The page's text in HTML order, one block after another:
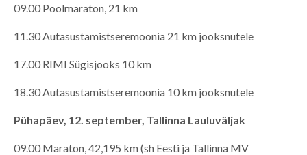
09.00 Poolmaraton, 21 km
11.30 Autasustamistseremoonia 21 km jooksnutele
17.00 RIMI Sügisjooks 10 km
18.30 Autasustamistseremoonia 10 km jooksnutele
Pühapäev, 12. september, Tallinna Lauluväljak
09.00 Maraton, 42,195 km (sh Eesti ja Tallinna MV